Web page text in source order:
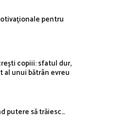
pentru
copiii: sfatul dur,
al unui bătrân evreu
putere să trăiesc…